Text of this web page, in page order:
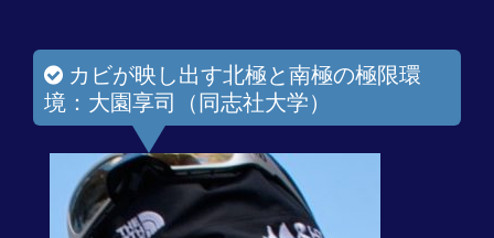
カビが映し出す北極と南極の極限環
境：大園享司（同志社大学）